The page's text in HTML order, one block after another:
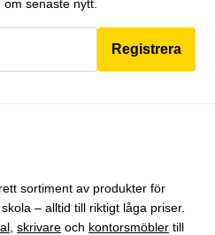
senaste nytt.
Registrera
sortiment av produkter för
– alltid till riktigt låga priser.
skrivare och kontorsmöbler till